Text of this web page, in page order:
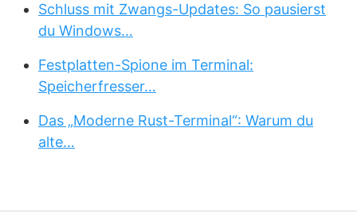
Schluss mit Zwangs-Updates: So pausierst
du Windows…
Festplatten-Spione im Terminal:
Speicherfresser…
Das „Moderne Rust-Terminal“: Warum du
alte…